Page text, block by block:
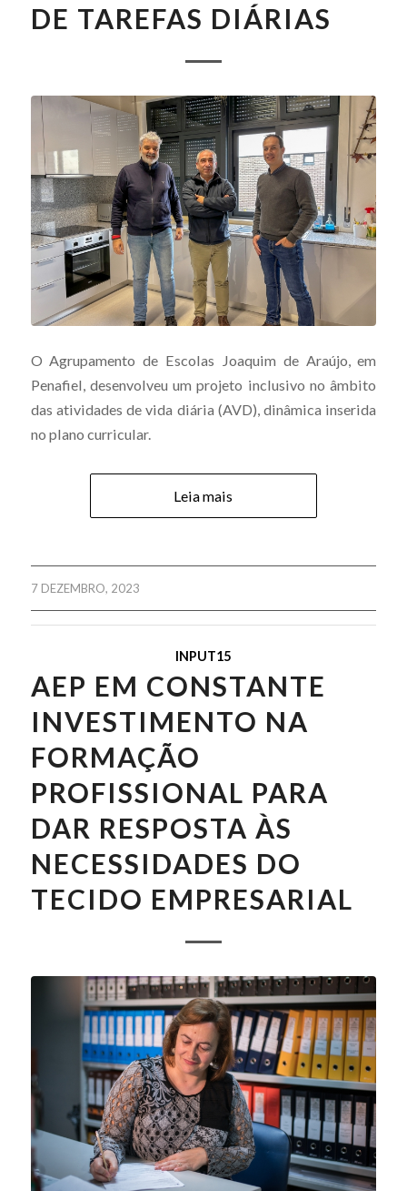
DE TAREFAS DIÁRIAS
O Agrupamento de Escolas Joaquim de Araújo, em
Penafiel, desenvolveu um projeto inclusivo no âmbito
das atividades de vida diária (AVD), dinâmica inserida
no plano curricular.
Leia mais
7 DEZEMBRO, 2023
INPUT15
AEP EM CONSTANTE
INVESTIMENTO NA
FORMAÇÃO
PROFISSIONAL PARA
DAR RESPOSTA ÀS
NECESSIDADES DO
TECIDO EMPRESARIAL